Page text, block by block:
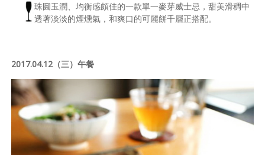
珠圓玉潤、均衡感頗佳的一款單一麥芽威士忌，甜美滑稠中
透著淡淡的煙燻氣，和爽口的可麗餅千層正搭配。
2017.04.12（三）午餐